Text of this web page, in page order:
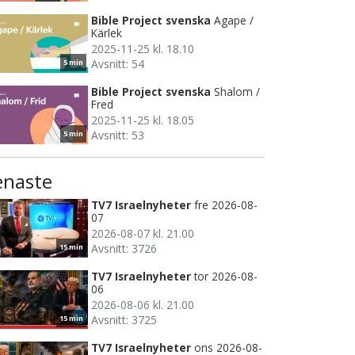
5 min
Bible Project svenska Agape /
Kärlek
2025-11-25 kl. 18.10
Avsnitt: 54
5 min
Bible Project svenska Shalom /
Fred
2025-11-25 kl. 18.05
Avsnitt: 53
15 min
TV7 Israelnyheter fre 2026-08-
07
2026-08-07 kl. 21.00
Avsnitt: 3726
15 min
TV7 Israelnyheter tor 2026-08-
06
2026-08-06 kl. 21.00
Avsnitt: 3725
TV7 Israelnyheter ons 2026-08-